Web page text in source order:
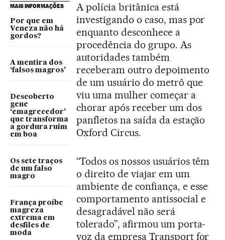
MAIS INFORMAÇÕES
Por que em
Veneza não há
gordos?
A mentira dos
‘falsos magros’
Descoberto
gene
‘emagrecedor’
que transforma
a gordura ruim
em boa
Os sete traços
de um falso
magro
França proíbe
magreza
extrema em
desfiles de
moda
A polícia britânica está
investigando o caso, mas por
enquanto desconhece a
procedência do grupo. As
autoridades também
receberam outro depoimento
de um usuário do metrô que
viu uma mulher começar a
chorar após receber um dos
panfletos na saída da estação
Oxford Circus.
“Todos os nossos usuários têm
o direito de viajar em um
ambiente de confiança, e esse
comportamento antissocial e
desagradável não será
tolerado”, afirmou um porta-
voz da empresa Transport for